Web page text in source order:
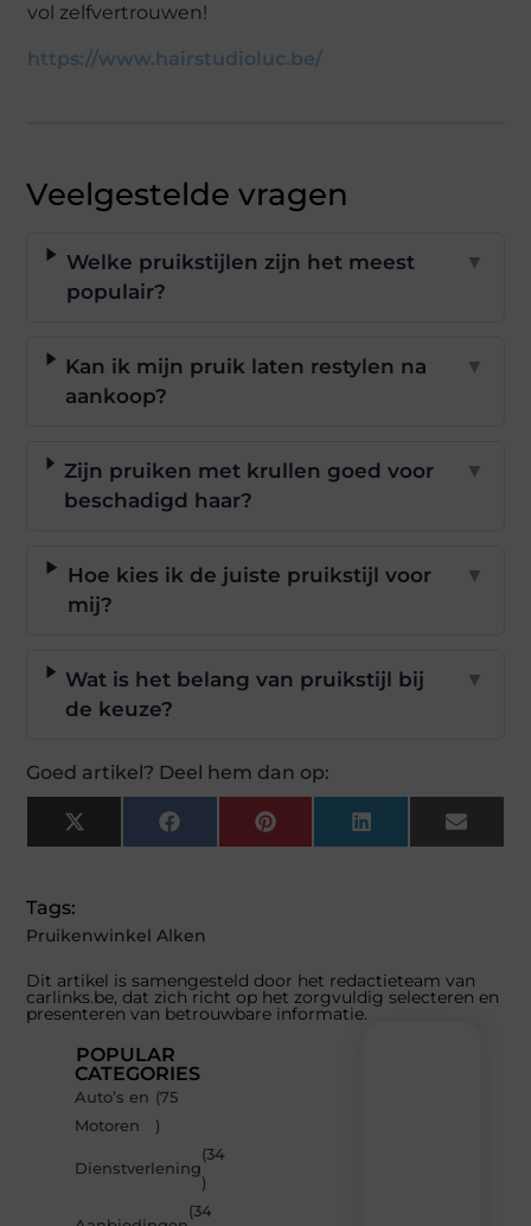
vol zelfvertrouwen!
https://www.hairstudioluc.be/
Veelgestelde vragen
Welke pruikstijlen zijn het meest
populair?
▼
Kan ik mijn pruik laten restylen na
aankoop?
▼
Zijn pruiken met krullen goed voor
beschadigd haar?
▼
Hoe kies ik de juiste pruikstijl voor
mij?
▼
Wat is het belang van pruikstijl bij
de keuze?
▼
Goed artikel? Deel hem dan op:
X
(Twitter)
FacebookPinterestLinkedInEmail
Tags:
Pruikenwinkel Alken
Dit artikel is samengesteld door het redactieteam van
carlinks.be, dat zich richt op het zorgvuldig selecteren en
presenteren van betrouwbare informatie.
POPULAR
CATEGORIES
Auto’s en
Motoren
(75
)
Dienstverlening
(34
)
(34